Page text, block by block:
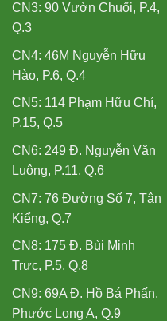
CN3: 90 Vườn Chuối, P.4,
Q.3
CN4: 46M Nguyễn Hữu
Hào, P.6, Q.4
CN5: 114 Phạm Hữu Chí,
P.15, Q.5
CN6: 249 Đ. Nguyễn Văn
Luông, P.11, Q.6
CN7: 76 Đường Số 7, Tân
Kiểng, Q.7
CN8: 175 Đ. Bùi Minh
Trực, P.5, Q.8
CN9: 69A Đ. Hồ Bá Phấn,
Phước Long A, Q.9